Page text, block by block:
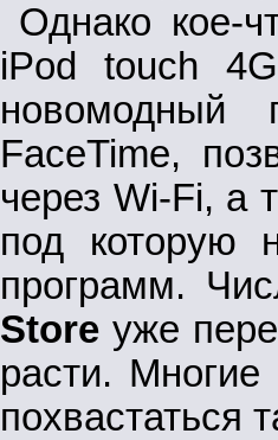
Однако кое-
iPod touch
новомодный
FaceTime,
через Wi-Fi, а
под которую
программ.
Store уже
расти.
похвастаться